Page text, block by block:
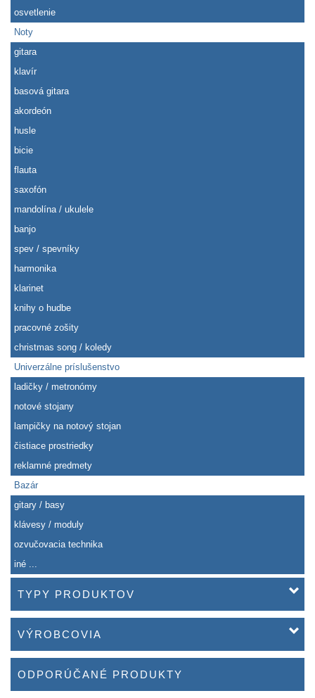
osvetlenie
Noty
gitara
klavír
basová gitara
akordeón
husle
bicie
flauta
saxofón
mandolína / ukulele
banjo
spev / spevníky
harmonika
klarinet
knihy o hudbe
pracovné zošity
christmas song / koledy
Univerzálne príslušenstvo
ladičky / metronómy
notové stojany
lampičky na notový stojan
čistiace prostriedky
reklamné predmety
Bazár
gitary / basy
klávesy / moduly
ozvučovacia technika
iné ...
TYPY PRODUKTOV
VÝROBCOVIA
ODPORÚČANÉ PRODUKTY